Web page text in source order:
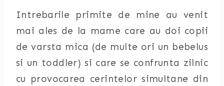
Intrebarile primite de mine au venit
mai ales de la mame care au doi copii
de varsta mica (de multe ori un bebelus
si un toddler) si care se confrunta zilnic
cu provocarea cerintelor simultane din